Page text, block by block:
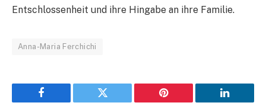
Entschlossenheit und ihre Hingabe an ihre Familie.
Anna-Maria Ferchichi
Facebook Twitter Pinterest LinkedIn